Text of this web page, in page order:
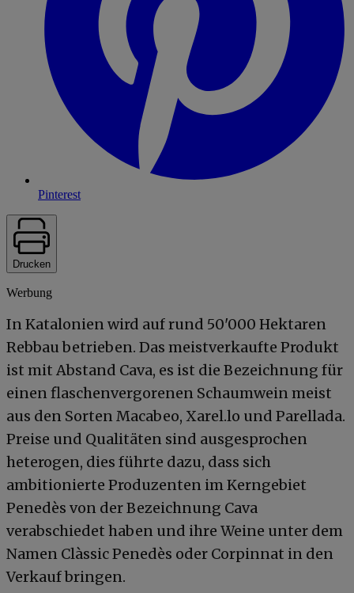
Pinterest
Drucken
Werbung
In Katalonien wird auf rund 50'000 Hektaren
Rebbau betrieben. Das meistverkaufte Produkt
ist mit Abstand Cava, es ist die Bezeichnung für
einen flaschenvergorenen Schaumwein meist
aus den Sorten Macabeo, Xarel.lo und Parellada.
Preise und Qualitäten sind ausgesprochen
heterogen, dies führte dazu, dass sich
ambitionierte Produzenten im Kerngebiet
Penedès von der Bezeichnung Cava
verabschiedet haben und ihre Weine unter dem
Namen Clàssic Penedès oder Corpinnat in den
Verkauf bringen.